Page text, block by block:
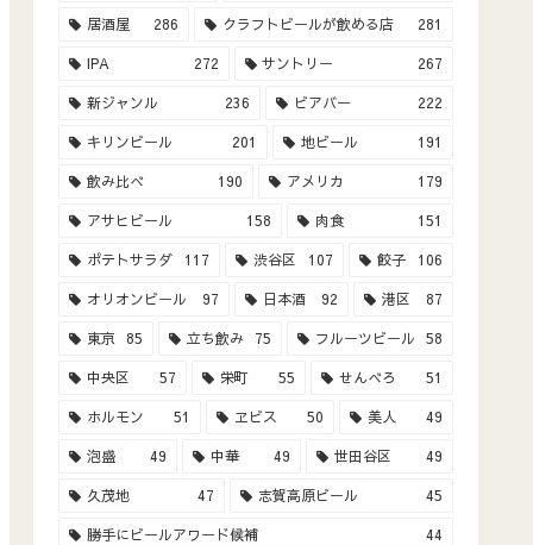
居酒屋 286 クラフトビールが飲める店 281
IPA 272 サントリー 267
新ジャンル 236 ビアバー 222
キリンビール 201 地ビール 191
飲み比べ 190 アメリカ 179
アサヒビール 158 肉食 151
ポテトサラダ 117 渋谷区 107 餃子 106
オリオンビール 97 日本酒 92 港区 87
東京 85 立ち飲み 75 フルーツビール 58
中央区 57 栄町 55 せんべろ 51
ホルモン 51 ヱビス 50 美人 49
泡盛 49 中華 49 世田谷区 49
久茂地 47 志賀高原ビール 45
勝手にビールアワード候補 44